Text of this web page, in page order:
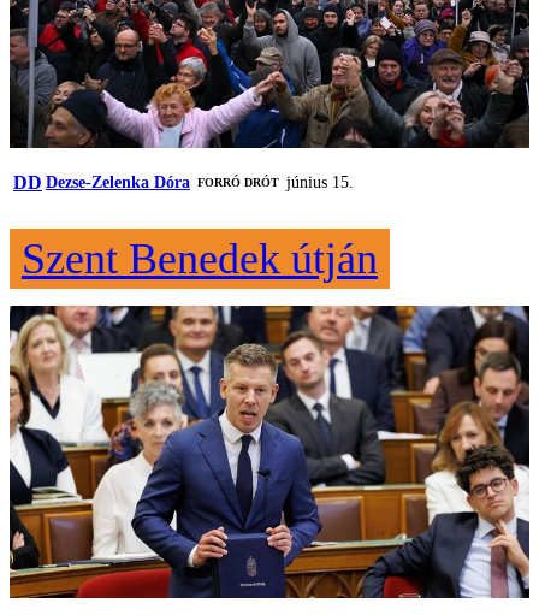
DD Dezse-Zelenka Dóra FORRÓ DRÓT június 15.
Szent Benedek útján